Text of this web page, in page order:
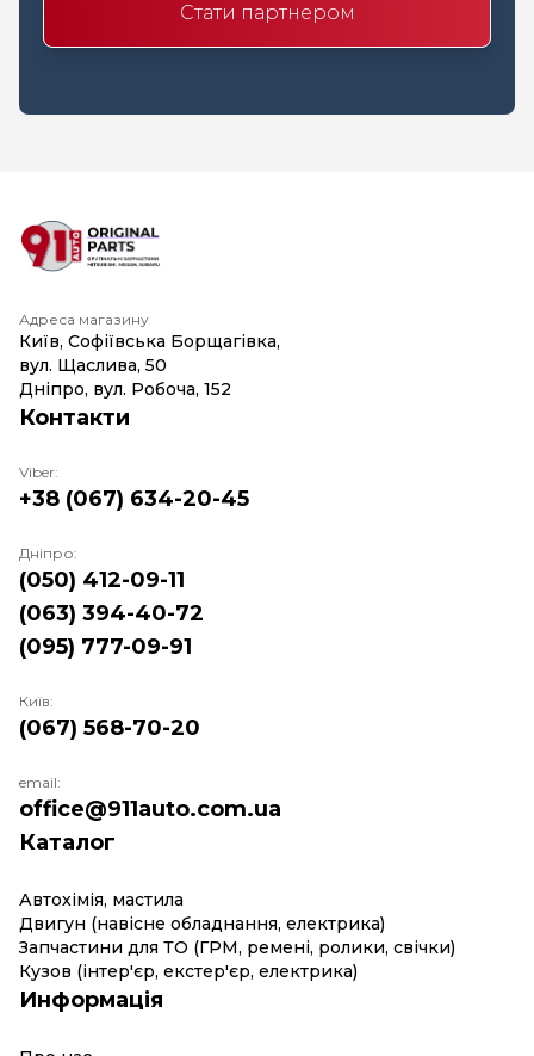
Стати партнером
Адреса магазину
Київ, Софіївська Борщагівка,
вул. Щаслива, 50
Дніпро, вул. Робоча, 152
Каталог
Автохімія, мастила
Двигун (навісне обладнання, електрика)
Запчастини для ТО (ГРМ, ремені, ролики, свічки)
Кузов (інтер'єр, екстер'єр, електрика)
Информація
Контакти
Viber:
+38 (067) 634-20-45
Дніпро:
(050) 412-09-11
(063) 394-40-72
(095) 777-09-91
Київ:
(067) 568-70-20
email:
office@911auto.com.ua